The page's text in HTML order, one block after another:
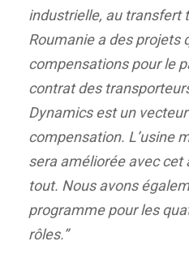
industrielle, au transfert
Roumanie a des projets
compensations pour le
contrat des
Dynamics est un
compensation. L’usine
sera améliorée avec cet
tout. Nous avons
programme pour les
rôles.”